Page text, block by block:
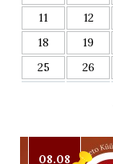
11
12
18
19
25
26
08.08